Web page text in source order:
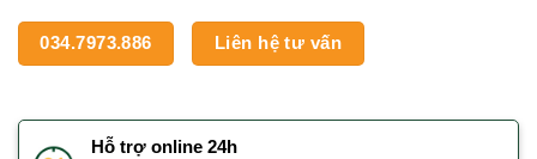
034.7973.886 Liên hệ tư vấn
Hỗ trợ online 24h